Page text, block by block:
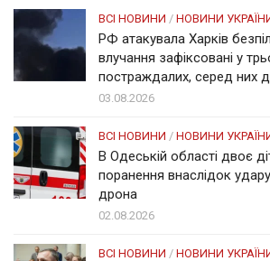
ВСІ НОВИНИ / НОВИНИ
РФ атакувала Харків
влучання зафіксовані у
постраждалих, серед них
03.08.2026
ВСІ НОВИНИ / НОВИНИ
В Одеській області двоє
поранення внаслідок
дрона
02.08.2026
ВСІ НОВИНИ / НОВИНИ